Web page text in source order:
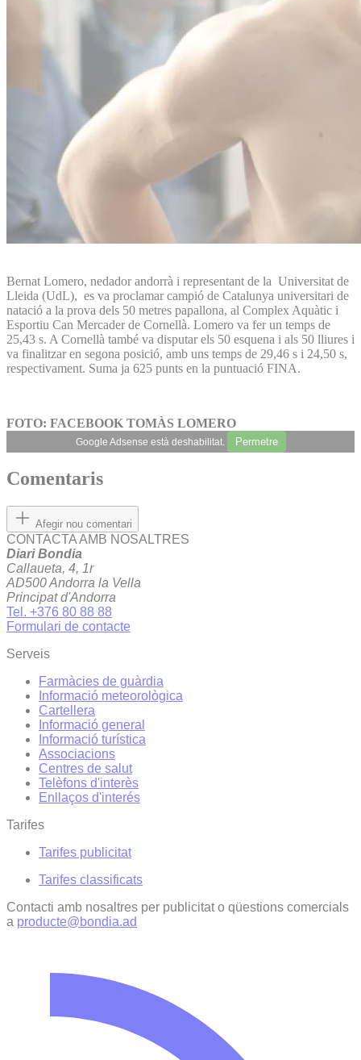
Bernat Lomero, nedador andorrà i representant de la Universitat de
Lleida (UdL), es va proclamar campió de Catalunya universitari de
natació a la prova dels 50 metres papallona, al Complex Aquàtic i
Esportiu Can Mercader de Cornellà. Lomero va fer un temps de
25,43 s. A Cornellà també va disputar els 50 esquena i als 50 lliures i
va finalitzar en segona posició, amb uns temps de 29,46 s i 24,50 s,
respectivament. Suma ja 625 punts en la puntuació FINA.
FOTO: FACEBOOK TOMÀS LOMERO
Google Adsense està deshabilitat. Permetre
Comentaris
Afegir nou comentari
CONTACTA AMB NOSALTRES
Diari Bondia
Callaueta, 4, 1r
AD500 Andorra la Vella
Principat d'Andorra
Tel. +376 80 88 88
Formulari de contacte
Serveis
Farmàcies de guàrdia
Informació meteorològica
Cartellera
Informació general
Informació turística
Associacions
Centres de salut
Telèfons d'interès
Enllaços d'interés
Tarifes
Tarifes publicitat
Tarifes classificats
Contacti amb nosaltres per publicitat o qüestions comercials
a producte@bondia.ad